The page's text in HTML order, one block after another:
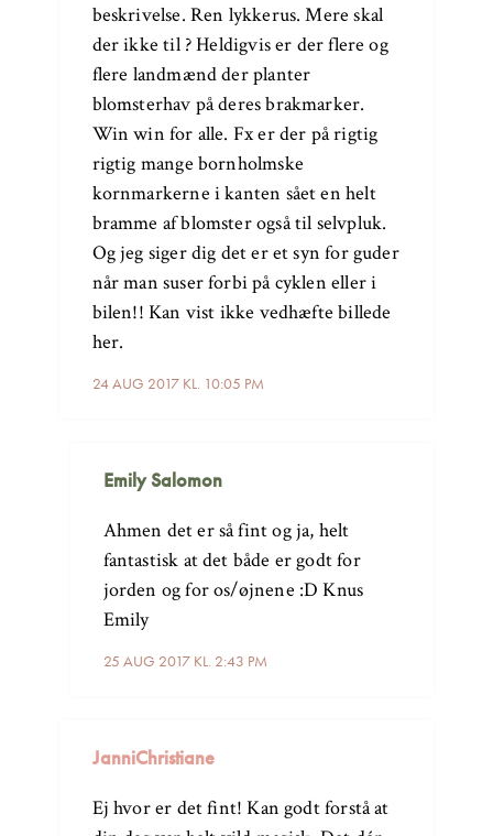
24 AUG 2017 KL. 10:05 PM
beskrivelse. Ren lykkerus. Mere skal
der ikke til ? Heldigvis er der flere og
flere landmænd der planter
blomsterhav på deres brakmarker.
Win win for alle. Fx er der på rigtig
rigtig mange bornholmske
kornmarkerne i kanten sået en helt
bramme af blomster også til selvpluk.
Og jeg siger dig det er et syn for guder
når man suser forbi på cyklen eller i
bilen!! Kan vist ikke vedhæfte billede
her.
Emily Salomon
25 AUG 2017 KL. 2:43 PM
Ahmen det er så fint og ja, helt
fantastisk at det både er godt for
jorden og for os/øjnene :D Knus
Emily
JanniChristiane
Ej hvor er det fint! Kan godt forstå at